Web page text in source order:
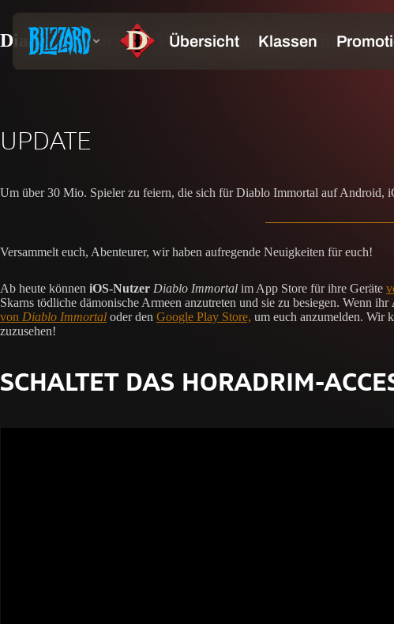
Diablo Immortal – Vorbestellung jetzt für iOS
UPDATE
Um über 30 Mio. Spieler zu feiern, die sich für Diablo Immortal auf Android,
Versammelt euch, Abenteurer, wir haben aufregende Neuigkeiten für euch!
Ab heute können iOS-Nutzer Diablo Immortal im App Store für ihre Geräte
Skarns tödliche dämonische Armeen anzutreten und sie zu besiegen. Wenn ihr
von Diablo Immortal oder den Google Play Store, um euch anzumelden. Wir
zuzusehen!
SCHALTET DAS HORADRIM-